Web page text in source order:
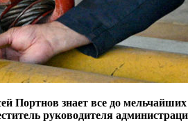
Портнов знает все до
руководителя